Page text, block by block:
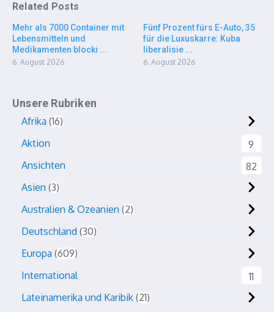
Related Posts
Mehr als 7000 Container mit
Lebensmitteln und
Medikamenten blocki ...
6. August 2026
Fünf Prozent fürs E-Auto, 35
für die Luxuskarre: Kuba
liberalisie ...
6. August 2026
Unsere Rubriken
Afrika 16
Aktion
9
Ansichten
82
Asien 3
Australien & Ozeanien 2
Deutschland 30
Europa 609
International
11
Lateinamerika und Karibik 21